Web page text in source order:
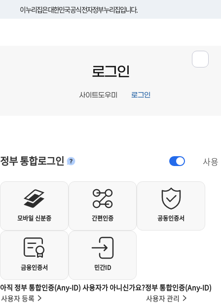
이 누리집은 대한민국 공식 전자정부 누리집입니다.
로그인
사이트도우미 로그인
정부 통합로그인안내 사용
아직 정부 통합인증(Any-ID) 사용자가 아니신가요?
사용자 등록
정부 통합인증(Any-ID)
사용자 관리
개인사용자 로그인
모바일 신분증 간편인증 공동인증서
금융인증서 민간ID